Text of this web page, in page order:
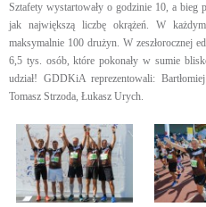
Sztafety wystartowały o godzinie 10, a bieg
jak największą liczbę okrążeń. W
maksymalnie 100 drużyn. W zeszłorocznej
6,5 tys. osób, które pokonały w sumie
udział! GDDKiA reprezentowali:
Tomasz Strzoda, Łukasz Urych.